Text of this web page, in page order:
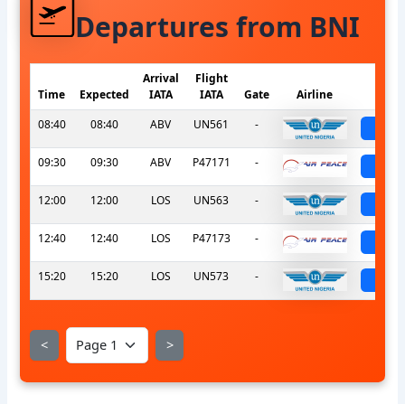
Departures from BNI
Time Expected
Arrival
IATA
Flight
IATA
Gate Airline
08:40
08:40 ABV UN561 -
09:30 09:30 ABV P47171 -
12:00 12:00 LOS UN563 -
12:40 12:40 LOS P47173 -
15:20 15:20 LOS UN573 -
< >